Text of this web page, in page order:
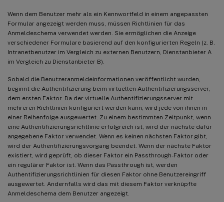
Wenn dem Benutzer mehr als ein Kennwortfeld in einem angepassten
Formular angezeigt werden muss, müssen Richtlinien für das
Anmeldeschema verwendet werden. Sie ermöglichen die Anzeige
verschiedener Formulare basierend auf den konfigurierten Regeln (z. B.
Intranetbenutzer im Vergleich zu externen Benutzern, Dienstanbieter A
im Vergleich zu Dienstanbieter B).
Sobald die Benutzeranmeldeinformationen veröffentlicht wurden,
beginnt die Authentifizierung beim virtuellen Authentifizierungsserver,
dem ersten Faktor. Da der virtuelle Authentifizierungsserver mit
mehreren Richtlinien konfiguriert werden kann, wird jede von ihnen in
einer Reihenfolge ausgewertet. Zu einem bestimmten Zeitpunkt, wenn
eine Authentifizierungsrichtlinie erfolgreich ist, wird der nächste dafür
angegebene Faktor verwendet. Wenn es keinen nächsten Faktor gibt,
wird der Authentifizierungsvorgang beendet. Wenn der nächste Faktor
existiert, wird geprüft, ob dieser Faktor ein Passthrough-Faktor oder
ein regulärer Faktor ist. Wenn das Passthrough ist, werden
Authentifizierungsrichtlinien für diesen Faktor ohne Benutzereingriff
ausgewertet. Andernfalls wird das mit diesem Faktor verknüpfte
Anmeldeschema dem Benutzer angezeigt.